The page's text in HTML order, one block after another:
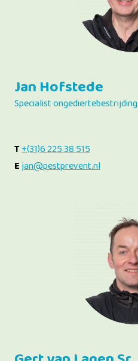
Jan Hofstede
Specialist ongediertebestrijding
T+(31)6 225 38 515
Ejan@pestprevent.nl